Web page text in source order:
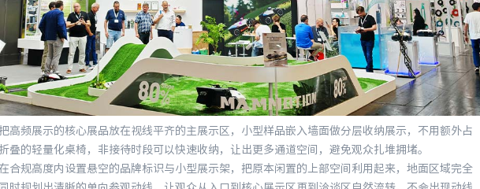
频展示的核心展品放在视线平齐的主展示区，小型样品嵌入墙面做分层收纳展示，不用额外占
叠的轻量化桌椅，非接待时段可以快速收纳，让出更多通道空间，避免观众扎堆拥堵。
规高度内设置悬空的品牌标识与小型展示架，把原本闲置的上部空间利用起来，地面区域完全